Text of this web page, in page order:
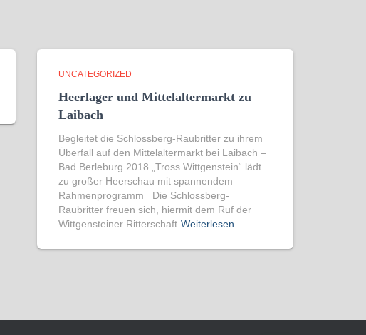
UNCATEGORIZED
Heerlager und Mittelaltermarkt zu
Laibach
Begleitet die Schlossberg-Raubritter zu ihrem
Überfall auf den Mittelaltermarkt bei Laibach –
Bad Berleburg 2018 „Tross Wittgenstein“ lädt
zu großer Heerschau mit spannendem
Rahmenprogramm Die Schlossberg-
Raubritter freuen sich, hiermit dem Ruf der
Wittgensteiner Ritterschaft Weiterlesen…